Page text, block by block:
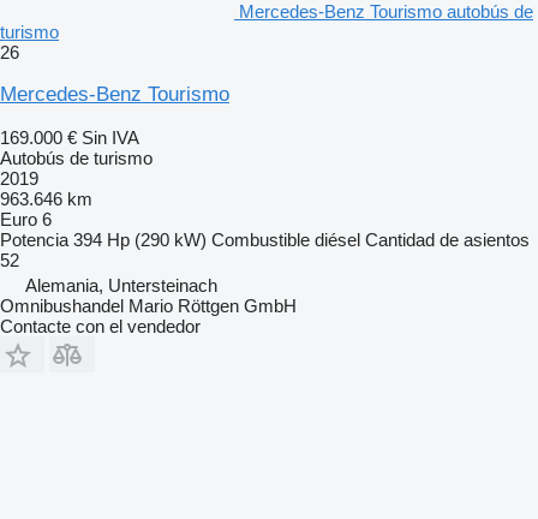
Mercedes-Benz Tourismo autobús de
turismo
26
Mercedes-Benz Tourismo
169.000 € Sin IVA
Autobús de turismo
2019
963.646 km
Euro 6
Potencia 394 Hp (290 kW) Combustible diésel Cantidad de asientos
52
Alemania, Untersteinach
Omnibushandel Mario Röttgen GmbH
Contacte con el vendedor